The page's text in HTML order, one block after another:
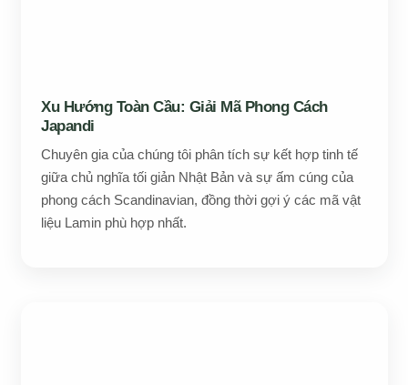
Xu Hướng Toàn Cầu: Giải Mã Phong Cách
Japandi
Chuyên gia của chúng tôi phân tích sự kết hợp tinh tế
giữa chủ nghĩa tối giản Nhật Bản và sự ấm cúng của
phong cách Scandinavian, đồng thời gợi ý các mã vật
liệu Lamin phù hợp nhất.